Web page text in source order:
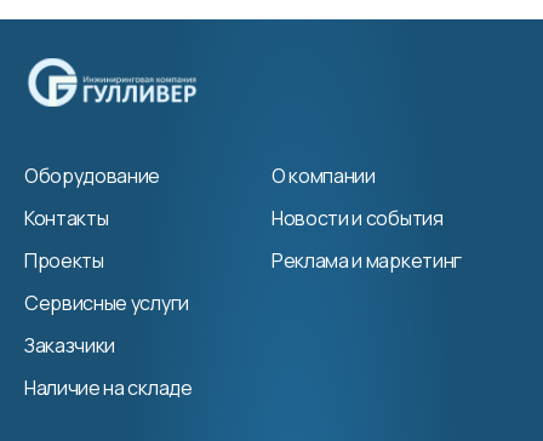
Оборудование
Контакты
Проекты
Сервисные услуги
Заказчики
Наличие на складе
О компании
Новости и события
Реклама и маркетинг